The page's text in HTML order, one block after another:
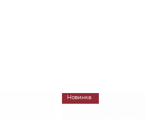
Новинка